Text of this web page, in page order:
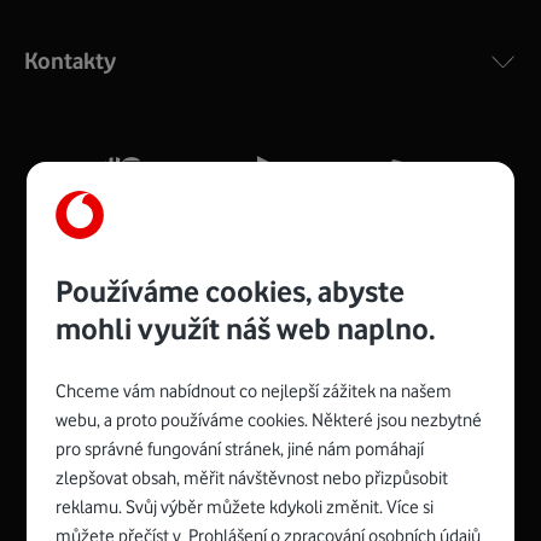
silný signál pro celou domácnost. Kompaktní rozměry 21
Více o COMPAL CH7465VF
Zyxel VMG8623-T50B:
Rozměry modemu jsou 16 x 22 x 7,5 cm (včetně stojánku)
a nabízí 4 gigabitové LAN porty a bezdrátové připojení Wi-
Spojte se s Vodafonem
Kontakty
Používáme cookies, abyste
mohli využít náš web naplno.
Chceme vám nabídnout co nejlepší zážitek na našem
webu, a proto používáme cookies. Některé jsou nezbytné
pro správné fungování stránek, jiné nám pomáhají
zlepšovat obsah, měřit návštěvnost nebo přizpůsobit
reklamu. Svůj výběr můžete kdykoli změnit. Více si
můžete přečíst v Prohlášení o zpracování osobních údajů